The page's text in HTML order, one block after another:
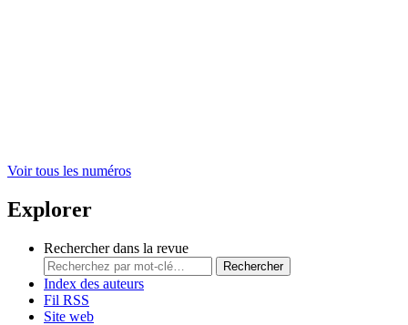
Voir tous les numéros
Explorer
Rechercher dans la revue
Rechercher
Index des auteurs
Fil RSS
Site web